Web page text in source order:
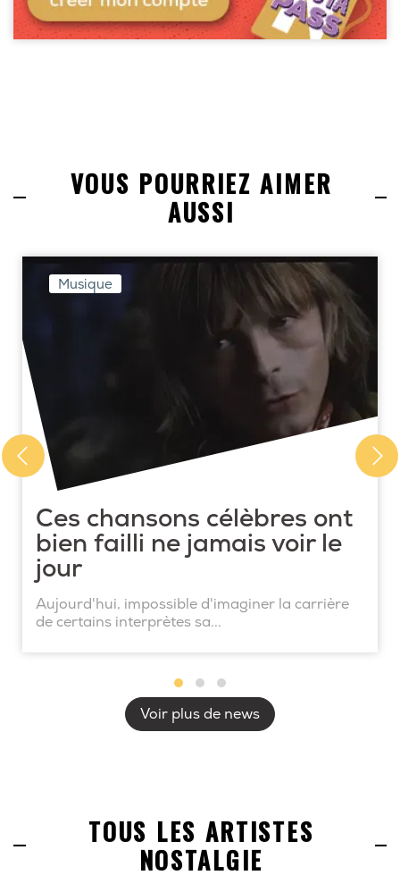
VOUS POURRIEZ AIMER
AUSSI
Musique
Ces chansons célèbres ont
bien failli ne jamais voir le
jour
Aujourd'hui, impossible d'imaginer la carrière
de certains interprètes sa...
Voir plus de news
TOUS LES ARTISTES
NOSTALGIE